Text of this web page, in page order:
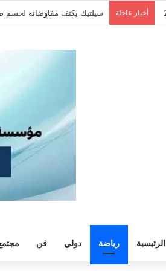
أخبار عاجلة الزمالك يرفض رحيل خوان
الرئيسية رياضة دولي فن